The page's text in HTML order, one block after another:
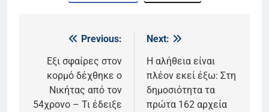
Πλοήγηση
άρθρων
Previous:
Εξι σφαίρες στον
κορμό δέχθηκε ο
Νικήτας από τον
54χρονο – Τι έδειξε
Next:
Η αλήθεια είναι
πλέον εκεί έξω: Στη
δημοσιότητα τα
πρώτα 162 αρχεία